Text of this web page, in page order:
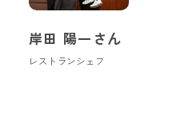
岸田 陽一さん
レストランシェフ